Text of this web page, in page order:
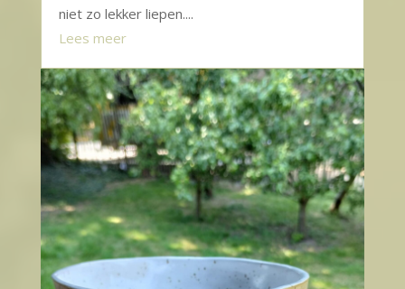
niet zo lekker liepen....
Lees meer